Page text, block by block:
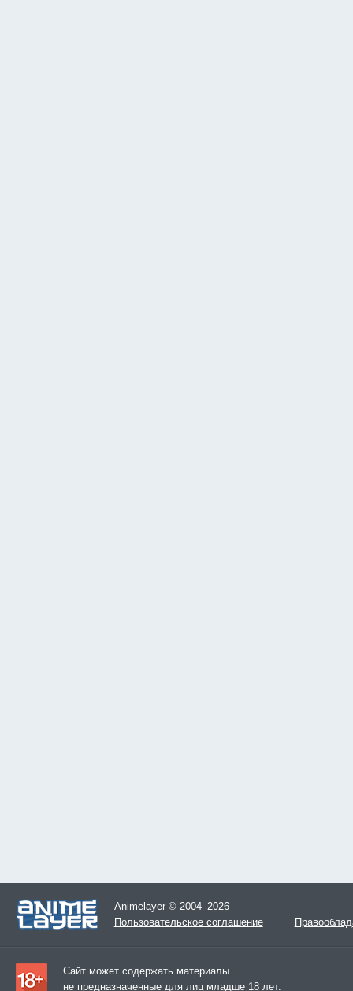
Animelayer © 2004–2026
Пользовательское соглашение
Сайт может содержать материалы
не предназначенные для лиц младше 18 лет.